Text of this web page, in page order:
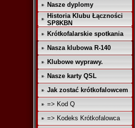
Nasze dyplomy
Historia Klubu Łączności
SP8KBN
Krótkofalarskie spotkania
Nasza klubowa R-140
Klubowe wyprawy.
Nasze karty QSL
Jak zostać krótkofalowcem
=> Kod Q
=> Kodeks Krótkofalowca